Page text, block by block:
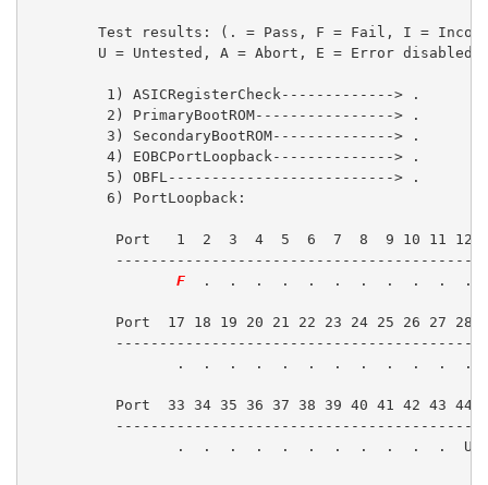
Test results: (. = Pass, F = Fail, I =
        U = Untested, A = Abort, E = Error disabled)
         1) ASICRegisterCheck-------------> .
         2) PrimaryBootROM----------------> .
         3) SecondaryBootROM--------------> .
         4) EOBCPortLoopback--------------> .
         5) OBFL--------------------------> .
         6) PortLoopback:
Port   1  2  3  4  5  6  7  8  9 10 11 12
F
.  .  .  .  .  .  .  .  .  .  .
Port  17 18 19 20 21 22 23 24 25 26 27 28
.  .  .  .  .  .  .  .  .  .  .  .
Port  33 34 35 36 37 38 39 40 41 42 43 44
.  .  .  .  .  .  .  .  .  .  .  U